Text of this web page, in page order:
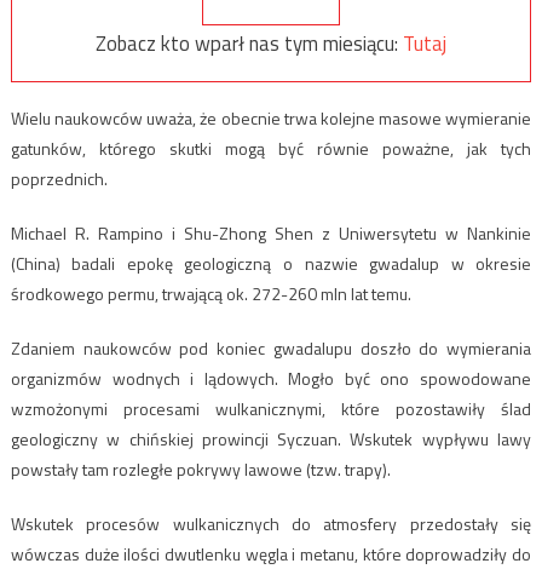
Zobacz kto wparł nas tym miesiącu: Tutaj
Wielu naukowców uważa, że obecnie trwa kolejne masowe wymieranie
gatunków, którego skutki mogą być równie poważne, jak tych
poprzednich.
Michael R. Rampino i Shu-Zhong Shen z Uniwersytetu w Nankinie
(China) badali epokę geologiczną o nazwie gwadalup w okresie
środkowego permu, trwającą ok. 272-260 mln lat temu.
Zdaniem naukowców pod koniec gwadalupu doszło do wymierania
organizmów wodnych i lądowych. Mogło być ono spowodowane
wzmożonymi procesami wulkanicznymi, które pozostawiły ślad
geologiczny w chińskiej prowincji Syczuan. Wskutek wypływu lawy
powstały tam rozległe pokrywy lawowe (tzw. trapy).
Wskutek procesów wulkanicznych do atmosfery przedostały się
wówczas duże ilości dwutlenku węgla i metanu, które doprowadziły do